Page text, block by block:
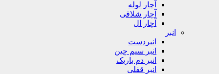
آچار لوله
آچار شلاقی
آچار ال
انبر
انبردست
انبر سیم چین
انبر دم باریک
انبر قفلی